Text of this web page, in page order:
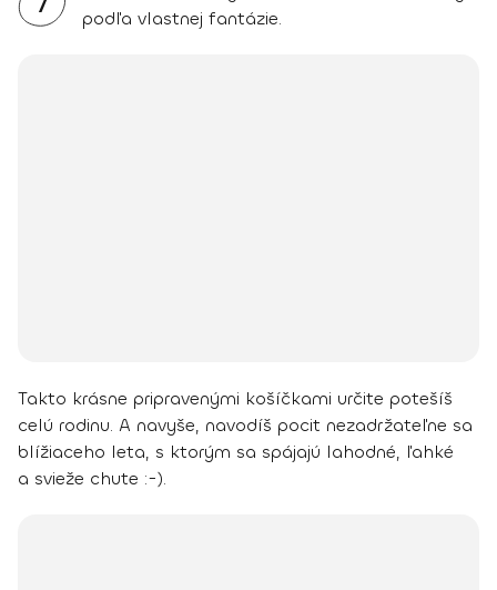
podľa vlastnej fantázie.
Takto krásne pripravenými košíčkami určite potešíš
celú rodinu. A navyše, navodíš pocit nezadržateľne sa
blížiaceho leta, s ktorým sa spájajú lahodné, ľahké
a svieže chute :-).